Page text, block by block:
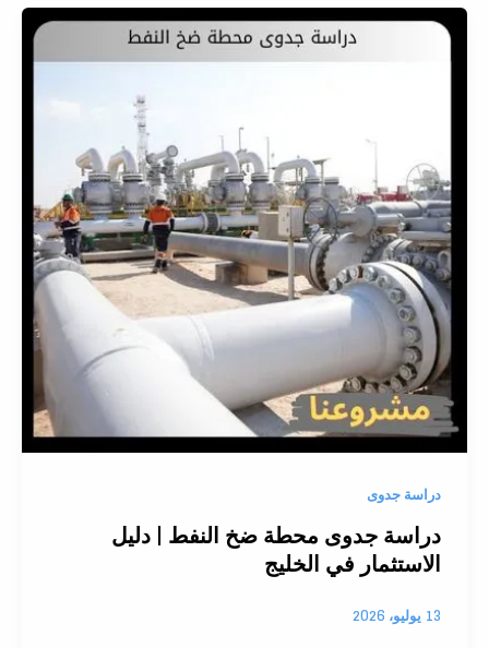
دراسة جدوى
دراسة جدوى محطة ضخ النفط | دليل
الاستثمار في الخليج
13 يوليو، 2026